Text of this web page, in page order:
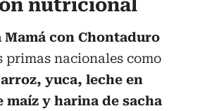
nutricional
Mamá con Chontaduro
nacionales como
yuca, leche en
maíz y harina de sacha